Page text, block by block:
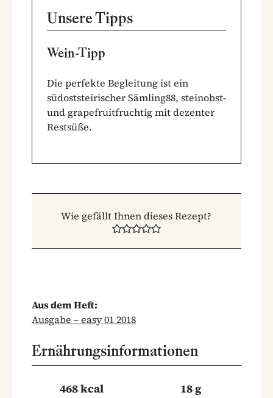
Unsere Tipps
Wein-Tipp
Die perfekte Begleitung ist ein
südoststeirischer Sämling88, steinobst-
und grapefruitfruchtig mit dezenter
Restsüße.
Wie gefällt Ihnen dieses Rezept?
Aus dem Heft:
Ausgabe – easy 01 2018
Ernährungsinformationen
468 kcal 18 g